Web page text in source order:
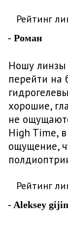
Рейтинг
- Роман
Ношу линзы
перейти на
хорошие,
не
High Time,
ощущение,
Рейтинг
- Aleksey gijin